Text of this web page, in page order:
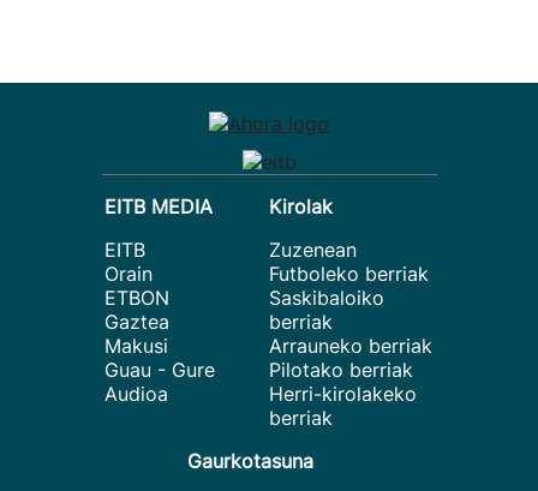
EITB MEDIA
EITB
Orain
ETBON
Gaztea
Makusi
Guau - Gure
Audioa
Kirolak
Zuzenean
Futboleko berriak
Saskibaloiko
berriak
Arrauneko berriak
Pilotako berriak
Herri-kirolakeko
berriak
Gaurkotasuna